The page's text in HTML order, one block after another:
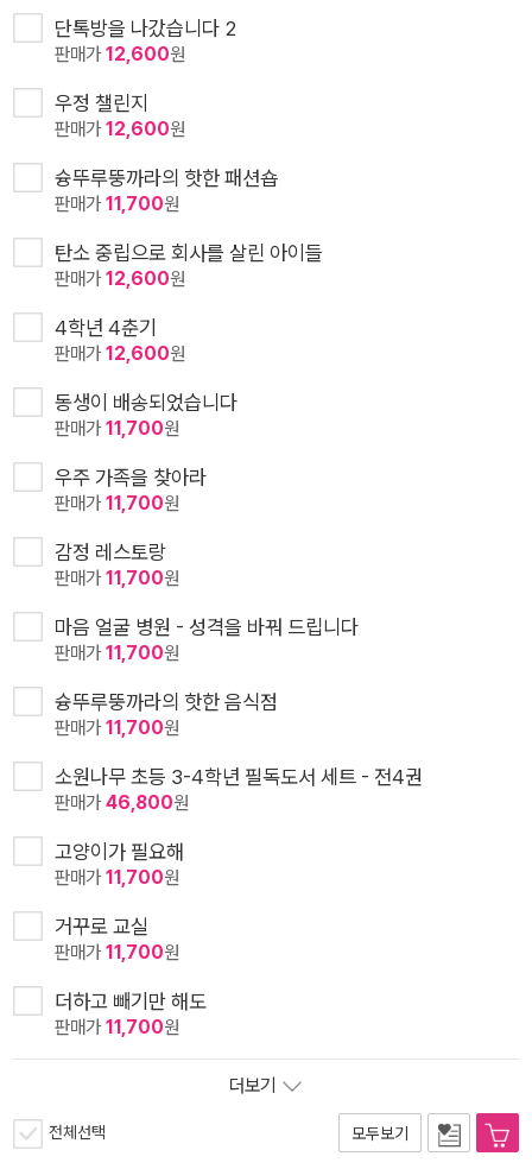
단톡방을 나갔습니다 2
판매가12,600원
우정 챌린지
판매가12,600원
슝뚜루뚱까라의 핫한 패션숍
판매가11,700원
탄소 중립으로 회사를 살린 아이들
판매가12,600원
4학년 4춘기
판매가12,600원
동생이 배송되었습니다
판매가11,700원
우주 가족을 찾아라
판매가11,700원
감정 레스토랑
판매가11,700원
마음 얼굴 병원 - 성격을 바꿔 드립니다
판매가11,700원
슝뚜루뚱까라의 핫한 음식점
판매가11,700원
소원나무 초등 3-4학년 필독도서 세트 - 전4권
판매가46,800원
고양이가 필요해
판매가11,700원
거꾸로 교실
판매가11,700원
더하고 빼기만 해도
판매가11,700원
더보기
전체선택 모두보기